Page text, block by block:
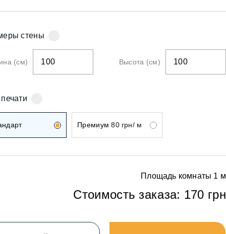
стены
(см) Высота (см)
Премиум 80 грн/ м
Площадь комнаты 1 м
Стоимость заказа: 170 грн